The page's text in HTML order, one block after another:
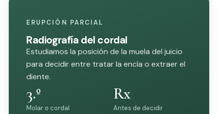
ERUPCIÓN PARCIAL
Radiografía del cordal
Estudiamos la posición de la muela del juicio
para decidir entre tratar la encía o extraer el
diente.
3.º
Molar o cordal
Rx
Antes de decidir